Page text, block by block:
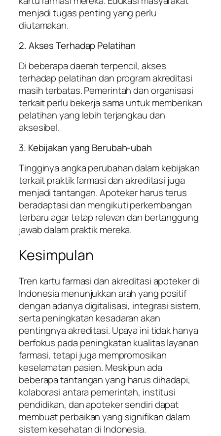
menjadi tugas penting yang perlu
diutamakan.
2. Akses Terhadap Pelatihan
Di beberapa daerah terpencil, akses
terhadap pelatihan dan program akreditasi
masih terbatas. Pemerintah dan organisasi
terkait perlu bekerja sama untuk memberikan
pelatihan yang lebih terjangkau dan
aksesibel.
3. Kebijakan yang Berubah-ubah
Tingginya angka perubahan dalam kebijakan
terkait praktik farmasi dan akreditasi juga
menjadi tantangan. Apoteker harus terus
beradaptasi dan mengikuti perkembangan
terbaru agar tetap relevan dan bertanggung
jawab dalam praktik mereka.
Kesimpulan
Tren kartu farmasi dan akreditasi apoteker di
Indonesia menunjukkan arah yang positif
dengan adanya digitalisasi, integrasi sistem,
serta peningkatan kesadaran akan
pentingnya akreditasi. Upaya ini tidak hanya
berfokus pada peningkatan kualitas layanan
farmasi, tetapi juga mempromosikan
keselamatan pasien. Meskipun ada
beberapa tantangan yang harus dihadapi,
kolaborasi antara pemerintah, institusi
pendidikan, dan apoteker sendiri dapat
membuat perbaikan yang signifikan dalam
sistem kesehatan di Indonesia.